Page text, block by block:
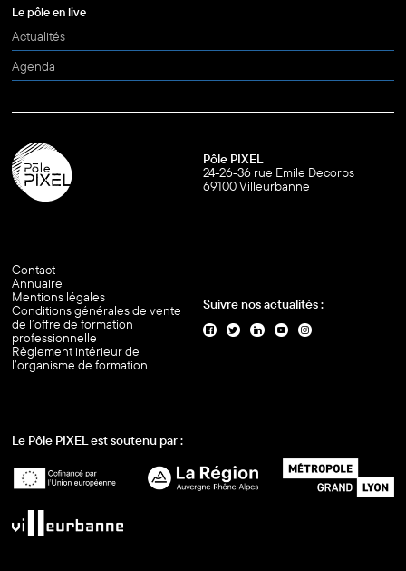
Le pôle en live
Actualités
Agenda
Pôle PIXEL
24-26-36 rue Emile Decorps
69100 Villeurbanne
Contact
Annuaire
Mentions légales
Conditions générales de vente
de l’offre de formation
professionnelle
Règlement intérieur de
l’organisme de formation
Suivre nos actualités :
Le Pôle PIXEL est soutenu par :